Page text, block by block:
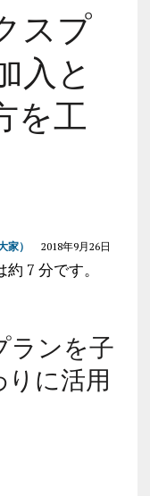
スプ
入と
を工
家） 2018年9月26日
7 分です。
ランを子
に活用